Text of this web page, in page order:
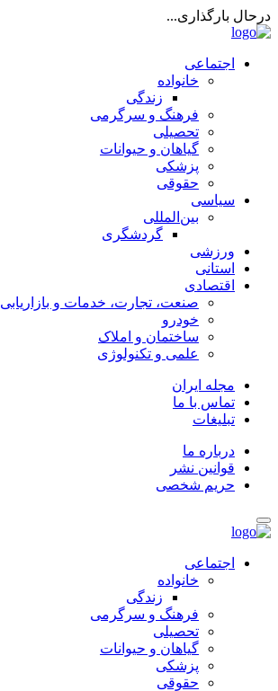
درحال بارگذاری...
اجتماعی
خانواده
زندگی
فرهنگ و سرگرمی
تحصیلی
گیاهان و حیوانات
پزشکی
حقوقی
سیاسی
بین‌المللی
گردشگری
ورزشی
استانی
اقتصادی
صنعت، تجارت، خدمات و بازاریابی
خودرو
ساختمان و املاک
علمی و تکنولوژی
مجله ایران
تماس با ما
تبلیغات
درباره ما
قوانین نشر
حریم شخصی
اجتماعی
خانواده
زندگی
فرهنگ و سرگرمی
تحصیلی
گیاهان و حیوانات
پزشکی
حقوقی